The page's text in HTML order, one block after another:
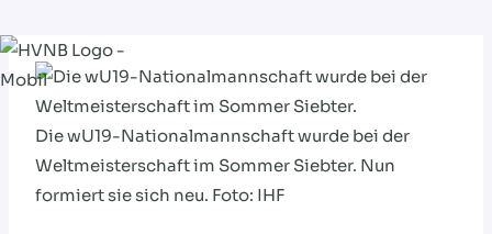
Zum
Inhalt
springen
Die wU19-Nationalmannschaft wurde bei der
Weltmeisterschaft im Sommer Siebter. Nun
formiert sie sich neu. Foto: IHF